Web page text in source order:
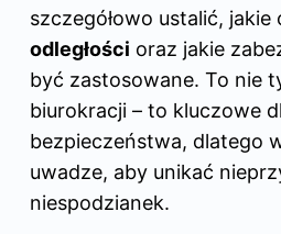
szczegółowo ustalić, jakie
odległości oraz jakie
być zastosowane. To nie
biurokracji – to kluczowe
bezpieczeństwa, dlatego
uwadze, aby unikać
niespodzianek.